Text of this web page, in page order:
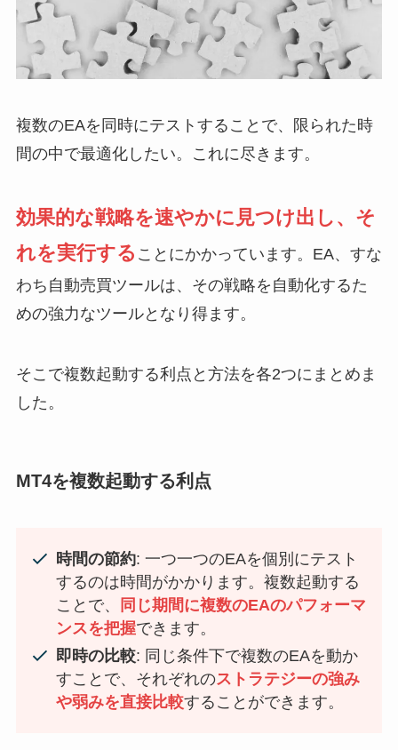
複数のEAを同時にテストすることで、限られた時
間の中で最適化したい。これに尽きます。
効果的な戦略を速やかに見つけ出し、そ
れを実行する ことにかかっています。EA、すな
わち自動売買ツールは、その戦略を自動化するた
めの強力なツールとなり得ます。
そこで複数起動する利点と方法を各2つにまとめま
した。
MT4を複数起動する利点
時間の節約: 一つ一つのEAを個別にテスト
するのは時間がかかります。複数起動する
ことで、
同じ期間に複数のEAのパフォーマ
ンスを把握できます。
即時の比較: 同じ条件下で複数のEAを動か
すことで、それぞれのストラテジーの強み
や弱みを直接比較することができます。